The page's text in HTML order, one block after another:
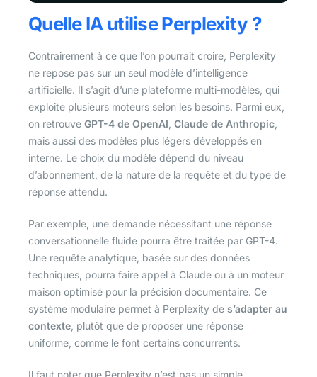
Quelle IA utilise Perplexity ?
Contrairement à ce que l’on pourrait croire, Perplexity
ne repose pas sur un seul modèle d’intelligence
artificielle. Il s’agit d’une plateforme multi-modèles, qui
exploite plusieurs moteurs selon les besoins. Parmi eux,
on retrouve GPT-4 de OpenAI Claude de Anthropic
mais aussi des modèles plus légers développés en
interne. Le choix du modèle dépend du niveau
d’abonnement, de la nature de la requête et du type de
réponse attendu.
Par exemple, une demande nécessitant une réponse
conversationnelle fluide pourra être traitée par GPT-4.
Une requête analytique, basée sur des données
techniques, pourra faire appel à Claude ou à un moteur
maison optimisé pour la précision documentaire. Ce
système modulaire permet à Perplexity de s’adapter au
contexte , plutôt que de proposer une réponse
uniforme, comme le font certains concurrents.
Il faut noter que Perplexity n’est pas un simple